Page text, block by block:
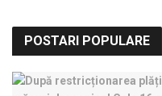
POSTARI POPULARE